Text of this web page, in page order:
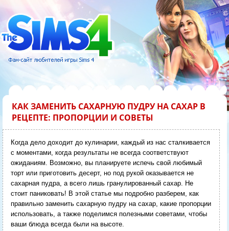
КАК ЗАМЕНИТЬ САХАРНУЮ ПУДРУ НА САХАР В
РЕЦЕПТЕ: ПРОПОРЦИИ И СОВЕТЫ
Когда дело доходит до кулинарии, каждый из нас сталкивается
с моментами, когда результаты не всегда соответствуют
ожиданиям. Возможно, вы планируете испечь свой любимый
торт или приготовить десерт, но под рукой оказывается не
сахарная пудра, а всего лишь гранулированный сахар. Не
стоит паниковать! В этой статье мы подробно разберем, как
правильно заменить сахарную пудру на сахар, какие пропорции
использовать, а также поделимся полезными советами, чтобы
ваши блюда всегда были на высоте.